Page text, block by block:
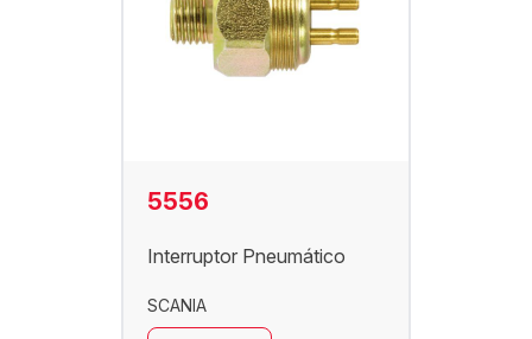
5556
Interruptor Pneumático
SCANIA